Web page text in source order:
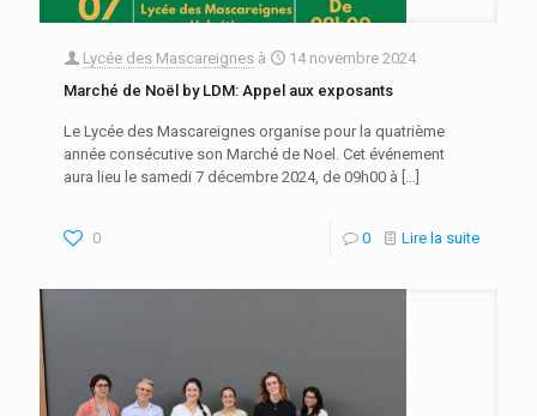
Lycée des Mascareignes à
14 novembre 2024
Marché de Noël by LDM: Appel aux exposants
Le Lycée des Mascareignes organise pour la quatrième
année consécutive son Marché de Noel. Cet événement
aura lieu le samedi 7 décembre 2024, de 09h00 à
0 0 Lire la suite